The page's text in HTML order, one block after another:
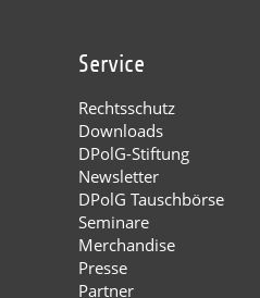
Service
Rechtsschutz
Downloads
DPolG-Stiftung
Newsletter
DPolG Tauschbörse
Seminare
Merchandise
Presse
Partner